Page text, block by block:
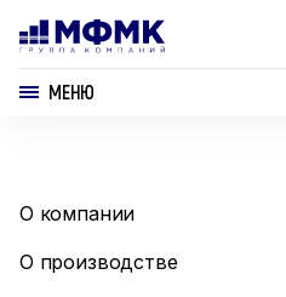
МЕНЮ
О компании
О производстве